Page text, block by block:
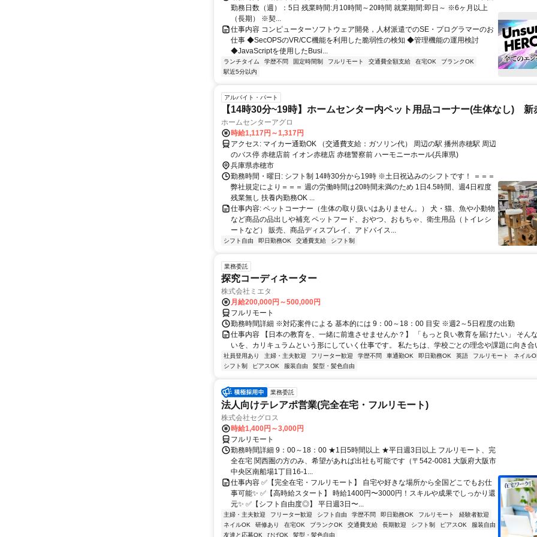
勤務日数（週）：5日 残業時間:月10時間～20時間 就業期間:即日～ ※6ヶ月以上
（長期） ※契...
仕事内容 コンピューターソフトウェア開発，人材派遣でのSE・プログラマーのお
仕事 ◆SecOPSのVR/CC機能を利用した脆弱性の検知 ◆管理機能の運用検討
◆JavaScriptを使用したBusi...
ランチタイム 学歴不問 固定時間制 フルリモート 交通費全額支給 在宅OK
ブランクOK
駅近5分以内
アルバイト・パート
【14時30分~19時】ホームセンター内ペット用品コーナー(生体なし) 新
ホームセンターアグロ
時給1,117円～1,317円
アクセス: マイカー通勤OK （交通費支給：ガソリン代） 周辺の駅 播州赤穂駅 周辺
のバス停 赤穂店前 イオン赤穂店 赤穂警察前 ハーモニーホール(兵庫県)
兵庫県赤穂市
勤務時間・曜日: シフト制 14時30分から19時 ※土日祝込みのシフトです！ ＝＝＝
弊社規定により＝＝＝ 週の労働時間は20時間未満のため 1日4.5時間、週4日程度
残業無し 扶養内勤務OK ...
仕事内容: ペットコーナー（生体の取り扱いはありません。） 犬・猫、魚や小動物
など商品の品出しや補充 ペットフード、おやつ、おもちゃ、衛生用品（トイレシ
ートなど） 販売、商品ディスプレイ、アドバイス...
シフト自由 即日勤務OK 交通費支給 シフト制
業務委託
探究コーディネーター
株式会社ミエタ
月給200,000円～500,000円
フルリモート
勤務時間詳細 ※対応案件による 基本的には 9：00～18：00 目安 ※週2～5日程度の出勤
仕事内容 【日本の教育を、一緒に前進させませんか？】 「もっと良い教育を届けたい」 そん
いを、カリキュラムという形にしていく仕事です。 私たちは、学校ごとの理念や課題に向き合
社員登用あり 主婦・主夫歓迎 フリーター歓迎 学歴不問 車通勤OK 即日勤務OK 英語 フルリモート
ネイル
シフト制
ピアスOK 服装自由 髪型・髪色自由
業務委託
法人向けテレアポ営業(完全在宅・フルリモート)
株式会社セグロス
時給1,400円～3,000円
フルリモート
勤務時間詳細 9：00～18：00 ★1日5時間以上 ★平日週3日以上 フルリモート、完
全在宅 関西圏の方のみ、希望があれば出社も可能です（〒542-0081 大阪府大阪市
中央区南船場1丁目16-1...
仕事内容 ✅【完全在宅・フルリモート】 自宅や好きな場所から全国どこでもお仕
事可能✨ ✅【高時給スタート】 時給1400円〜3000円！スキルや成果でしっかり還
元✨ ✅【シフト自由度◎】 平日週3日〜...
主婦・主夫歓迎 フリーター歓迎 シフト自由 学歴不問 即日勤務OK フルリモート
経験者歓迎
ネイルOK
研修あり 在宅OK ブランクOK 交通費支給 長期歓迎 シフト制 ピアスOK
服装自由
友達と応募OK
ひげOK 髪型・髪色自由